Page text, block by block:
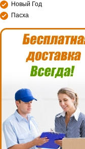
Новый Год
Пасха